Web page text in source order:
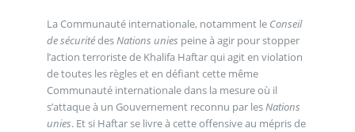
La Communauté internationale, notamment le Conseil
de sécuritédesNations unies peine à agir pour stopper
l’action terroriste de Khalifa Haftar qui agit en violation
de toutes les règles et en défiant cette même
Communauté internationale dans la mesure où il
s’attaque à un Gouvernement reconnu par lesNations
unies. Et si Haftar se livre à cette offensive au mépris de